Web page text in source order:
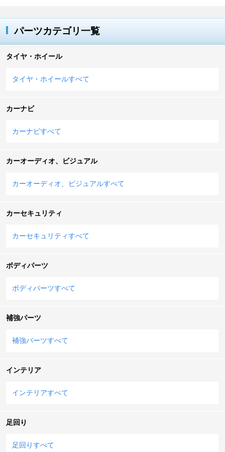
パーツカテゴリ一覧
タイヤ・ホイール
タイヤ・ホイールすべて
カーナビ
カーナビすべて
カーオーディオ、ビジュアル
カーオーディオ、ビジュアルすべて
カーセキュリティ
カーセキュリティすべて
ボディパーツ
ボディパーツすべて
補強パーツ
補強パーツすべて
インテリア
インテリアすべて
足回り
足回りすべて